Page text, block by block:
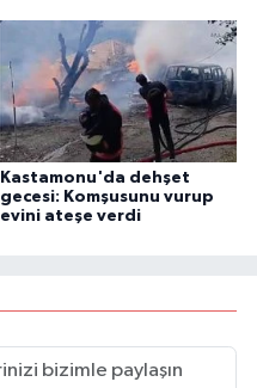
Kastamonu'da dehşet
gecesi: Komşusunu vurup
evini ateşe verdi